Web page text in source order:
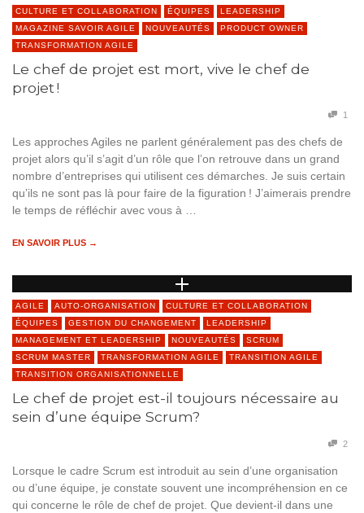
CULTURE ET COLLABORATION ÉQUIPES
LEADERSHIP
MAGAZINE SAVOIR AGILE
NOUVEAUTÉS
PRODUCT OWNER
TRANSFORMATION AGILE
Le chef de projet est mort, vive le chef de
projet !
1
Les approches Agiles ne parlent généralement pas des chefs de
projet alors qu’il s’agit d’un rôle que l’on retrouve dans un grand
nombre d’entreprises qui utilisent ces démarches. Je suis certain
qu’ils ne sont pas là pour faire de la figuration ! J’aimerais prendre
le temps de réfléchir avec vous à …
EN SAVOIR PLUS →
AGILE AUTO-ORGANISATION
CULTURE ET COLLABORATION
ÉQUIPES
GESTION DU CHANGEMENT
LEADERSHIP
MANAGEMENT ET LEADERSHIP
NOUVEAUTÉS
SCRUM
SCRUM MASTER
TRANSFORMATION AGILE
TRANSITION AGILE
TRANSITION ORGANISATIONNELLE
Le chef de projet est-il toujours nécessaire au
sein d’une équipe Scrum?
2
Lorsque le cadre Scrum est introduit au sein d’une organisation
ou d’une équipe, je constate souvent une incompréhension en ce
qui concerne le rôle de chef de projet. Que devient-il dans une